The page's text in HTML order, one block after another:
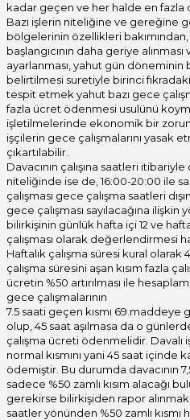
kadar geçen ve her halde en fazla
Bazı işlerin niteliğine ve gereğine
bölgelerinin özellikleri bakımından,
başlangıcının daha geriye
ayarlanması, yahut gün
belirtilmesi suretiyle birinci
tespit etmek yahut bazı gece
fazla ücret ödenmesi usulünü
işletilmelerinde ekonomik bir
işçilerin gece çalışmalarını yasak
çıkartılabilir.
Davacının çalışına saatleri itibariyle
niteliğinde ise de, 16:00-20:00 ile
çalışması gece çalışma saatleri
gece çalışması sayılacağına
bilirkişinin günlük hafta içi 12 ve
çalışması olarak değerlendirmesi
Haftalık çalışma süresi kural olarak
çalışma süresini aşan kısım fazla
ücretin %50 artırılması ile
gece çalışmalarının
7.5 saati geçen kısmı 69.maddeye
olup, 45 saat aşılmasa da o
çalışma ücreti ödenmelidir. Davalı
normal kısmını yani 45 saat içinde
ödemiştir. Bu durumda davacının
sadece %50 zamlı kısım alacağı
gerekirse bilirkişiden rapor
saatler yönünden %50 zamlı kısmı